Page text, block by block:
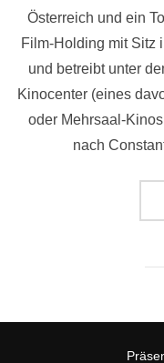
Österreich und ein
Film-Holding mit Sitz
und betreibt unter
Kinocenter (eines
oder Mehrsaal-
nach